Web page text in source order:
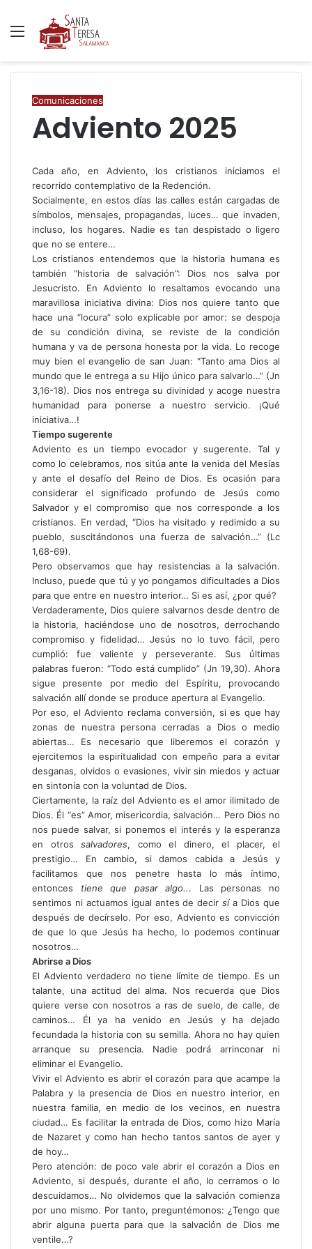
Menú
Comunicaciones
Adviento 2025
Cada año, en Adviento, los cristianos iniciamos el
recorrido contemplativo de la Redención.
Socialmente, en estos días las calles están cargadas de
símbolos, mensajes, propagandas, luces… que invaden,
incluso, los hogares. Nadie es tan despistado o ligero
que no se entere…
Los cristianos entendemos que la historia humana es
también “historia de salvación”: Dios nos salva por
Jesucristo. En Adviento lo resaltamos evocando una
maravillosa iniciativa divina: Dios nos quiere tanto que
hace una “locura” solo explicable por amor: se despoja
de su condición divina, se reviste de la condición
humana y va de persona honesta por la vida. Lo recoge
muy bien el evangelio de san Juan: “Tanto ama Dios al
mundo que le entrega a su Hijo único para salvarlo…” (Jn
3,16-18). Dios nos entrega su divinidad y acoge nuestra
humanidad para ponerse a nuestro servicio. ¡Qué
iniciativa…!
Tiempo sugerente
Adviento es un tiempo evocador y sugerente. Tal y
como lo celebramos, nos sitúa ante la venida del Mesías
y ante el desafío del Reino de Dios. Es ocasión para
considerar el significado profundo de Jesús como
Salvador y el compromiso que nos corresponde a los
cristianos. En verdad, “Dios ha visitado y redimido a su
pueblo, suscitándonos una fuerza de salvación…” (Lc
1,68-69).
Pero observamos que hay resistencias a la salvación.
Incluso, puede que tú y yo pongamos dificultades a Dios
para que entre en nuestro interior… Si es así, ¿por qué?
Verdaderamente, Dios quiere salvarnos desde dentro de
la historia, haciéndose uno de nosotros, derrochando
compromiso y fidelidad… Jesús no lo tuvo fácil, pero
cumplió: fue valiente y perseverante. Sus últimas
palabras fueron: “Todo está cumplido” (Jn 19,30). Ahora
sigue presente por medio del Espíritu, provocando
salvación allí donde se produce apertura al Evangelio.
Por eso, el Adviento reclama conversión, si es que hay
zonas de nuestra persona cerradas a Dios o medio
abiertas… Es necesario que liberemos el corazón y
ejercitemos la espiritualidad con empeño para a evitar
desganas, olvidos o evasiones, vivir sin miedos y actuar
en sintonía con la voluntad de Dios.
Ciertamente, la raíz del Adviento es el amor ilimitado de
Dios. Él “es” Amor, misericordia, salvación… Pero Dios no
nos puede salvar, si ponemos el interés y la esperanza
en otros salvadores, como el dinero, el placer, el
prestigio… En cambio, si damos cabida a Jesús y
facilitamos que nos penetre hasta lo más íntimo,
entonces tiene que pasar algo... Las personas no
sentimos ni actuamos igual antes de decirsía Dios que
después de decírselo. Por eso, Adviento es convicción
de que lo que Jesús ha hecho, lo podemos continuar
nosotros…
Abrirse a Dios
El Adviento verdadero no tiene límite de tiempo. Es un
talante, una actitud del alma. Nos recuerda que Dios
quiere verse con nosotros a ras de suelo, de calle, de
caminos… Él ya ha venido en Jesús y ha dejado
fecundada la historia con su semilla. Ahora no hay quien
arranque su presencia. Nadie podrá arrinconar ni
eliminar el Evangelio.
Vivir el Adviento es abrir el corazón para que acampe la
Palabra y la presencia de Dios en nuestro interior, en
nuestra familia, en medio de los vecinos, en nuestra
ciudad… Es facilitar la entrada de Dios, como hizo María
de Nazaret y como han hecho tantos santos de ayer y
de hoy…
Pero atención: de poco vale abrir el corazón a Dios en
Adviento, si después, durante el año, lo cerramos o lo
descuidamos… No olvidemos que la salvación comienza
por uno mismo. Por tanto, preguntémonos: ¿Tengo que
abrir alguna puerta para que la salvación de Dios me
ventile…?